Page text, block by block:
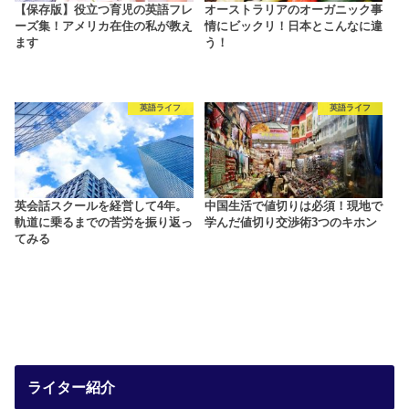
【保存版】役立つ育児の英語フレ
ーズ集！アメリカ在住の私が教え
ます
オーストラリアのオーガニック事
情にビックリ！日本とこんなに違
う！
英語ライフ
英会話スクールを経営して4年。
軌道に乗るまでの苦労を振り返っ
てみる
英語ライフ
中国生活で値切りは必須！現地で
学んだ値切り交渉術3つのキホン
ライター紹介